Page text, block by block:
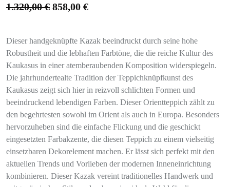
1.320,00€ 858,00 €
Dieser handgeknüpfte Kazak beeindruckt durch seine hohe
Robustheit und die lebhaften Farbtöne, die die reiche Kultur des
Kaukasus in einer atemberaubenden Komposition widerspiegeln.
Die jahrhundertealte Tradition der Teppichknüpfkunst des
Kaukasus zeigt sich hier in reizvoll schlichten Formen und
beeindruckend lebendigen Farben. Dieser Orientteppich zählt zu
den begehrtesten sowohl im Orient als auch in Europa. Besonders
hervorzuheben sind die einfache Flickung und die geschickt
eingesetzten Farbakzente, die diesen Teppich zu einem vielseitig
einsetzbaren Dekorelement machen. Er lässt sich perfekt mit den
aktuellen Trends und Vorlieben der modernen Inneneinrichtung
kombinieren. Dieser Kazak vereint traditionelles Handwerk und